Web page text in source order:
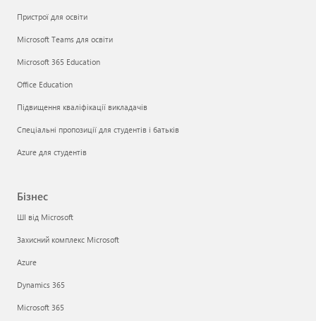
Пристрої для освіти
Microsoft Teams для освіти
Microsoft 365 Education
Office Education
Підвищення кваліфікації викладачів
Спеціальні пропозиції для студентів і батьків
Azure для студентів
Бізнес
ШІ від Microsoft
Захисний комплекс Microsoft
Azure
Dynamics 365
Microsoft 365